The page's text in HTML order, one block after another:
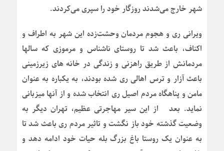
شهر خارج می‌شدند روزگار خود را سپری می‌کردند.
ویرانی ری و هجوم مردمان وحشت‌زده این شهر به اطراف و
اکناف، باعث شد تا روستای ناشناس و مرموزی که سالها
مردمانش از طریق راهزنی و زندگی در خانه های زیرزمینی
باعث آزار و ترس اهالی ری شده بودند، به یکباره به عنوان
مامن و پناهگاه مردم اصیل ری انتخاب شده و از آنها میزبانی
نماید. بعد از این سیر مهاجرتی عظیم، تهران دیگر به
وضعیت گذشته خود باز نگشت و تاثیر مردم ری باعث شد تا
به عنوان یک روستا باغ بزرگ بله حیات خود ادامه دهد و